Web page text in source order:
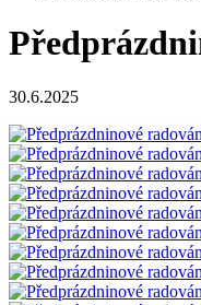
30.6.2025